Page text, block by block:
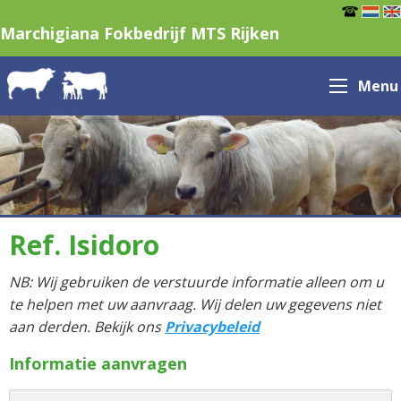
Marchigiana Fokbedrijf MTS Rijken
Menu
Ref. Isidoro
NB: Wij gebruiken de verstuurde informatie alleen om u
te helpen met uw aanvraag. Wij delen uw gegevens niet
aan derden. Bekijk onsPrivacybeleid
Informatie aanvragen